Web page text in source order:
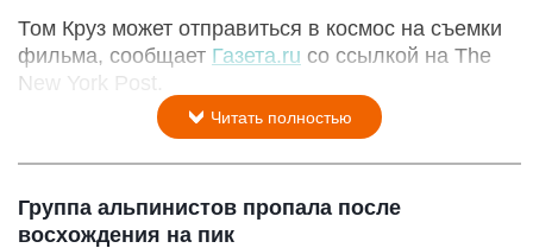
Том Круз может отправиться в космос на съемки
фильма, сообщает Газета.ru со ссылкой на The
New York Post.
Читать полностью
Группа альпинистов пропала после
восхождения на пик